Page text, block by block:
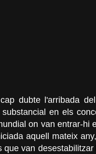
dubte l'arribada
en els
on van entrar-hi
aquell mateix
van